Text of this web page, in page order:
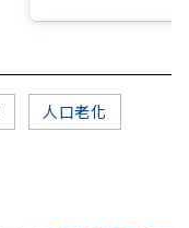
人口老化